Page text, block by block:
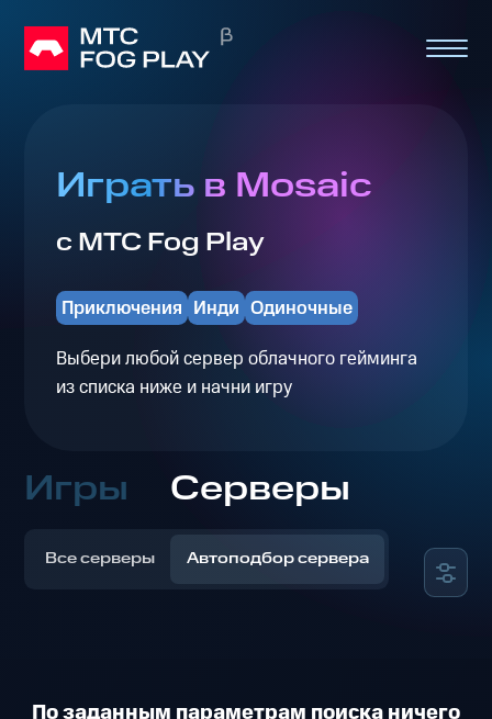
Играть в Mosaic
с МТС Fog Play
Приключения Инди Одиночные
Выбери любой сервер облачного гейминга
из списка ниже и начни игру
Игры Серверы
Все серверы Автоподбор сервера